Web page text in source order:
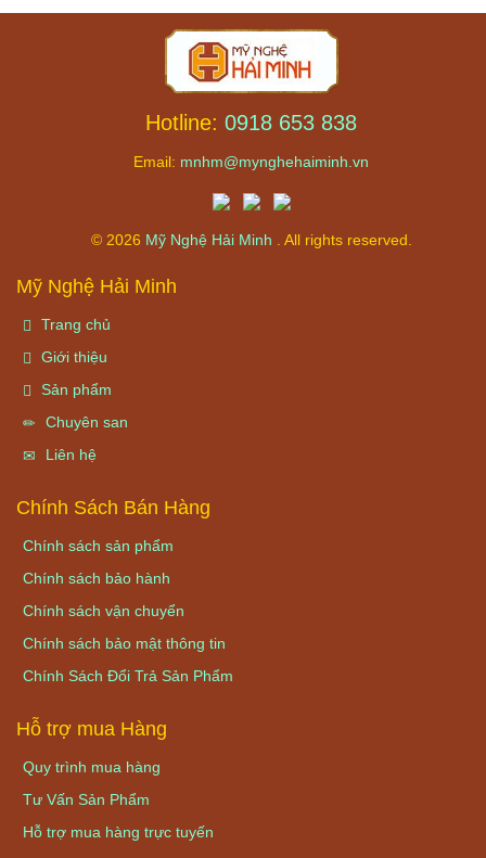
Hotline: 0918 653 838
Email: mnhm@mynghehaiminh.vn
© 2026 Mỹ Nghệ Hải Minh . All rights reserved.
Mỹ Nghệ Hải Minh
Trang chủ
Giới thiệu
Sản phẩm
Chuyên san
Liên hệ
Chính Sách Bán Hàng
Chính sách sản phẩm
Chính sách bảo hành
Chính sách vận chuyển
Chính sách bảo mật thông tin
Chính Sách Đổi Trả Sản Phẩm
Hỗ trợ mua Hàng
Quy trình mua hàng
Tư Vấn Sản Phẩm
Hỗ trợ mua hàng trực tuyến